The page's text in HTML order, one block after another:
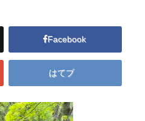
Facebook
はてブ